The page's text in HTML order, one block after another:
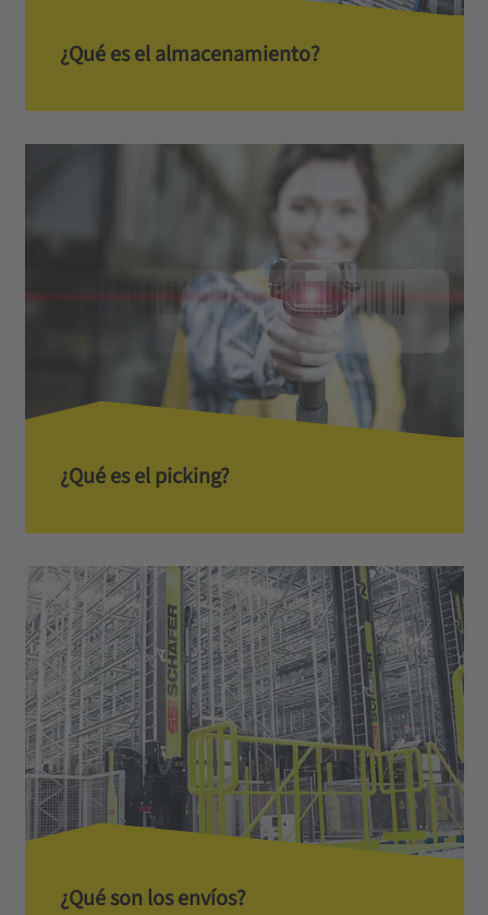
¿Qué es el almacenamiento?
¿Qué es el picking?
¿Qué son los envíos?